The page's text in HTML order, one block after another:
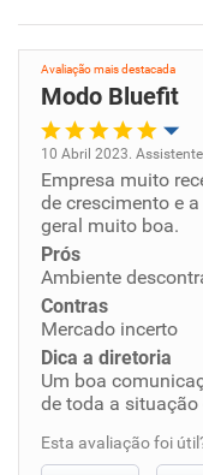
Avaliação mais destacada
Modo Bluefit
Oportunidade de
Conciliação com a
Benefícios
10 Abril 2023.
Empresa muito
de crescimento e
geral muito boa.
Prós
Ambiente
Contras
Mercado incerto
Dica a diretoria
Um boa
de toda a
Esta avaliação foi